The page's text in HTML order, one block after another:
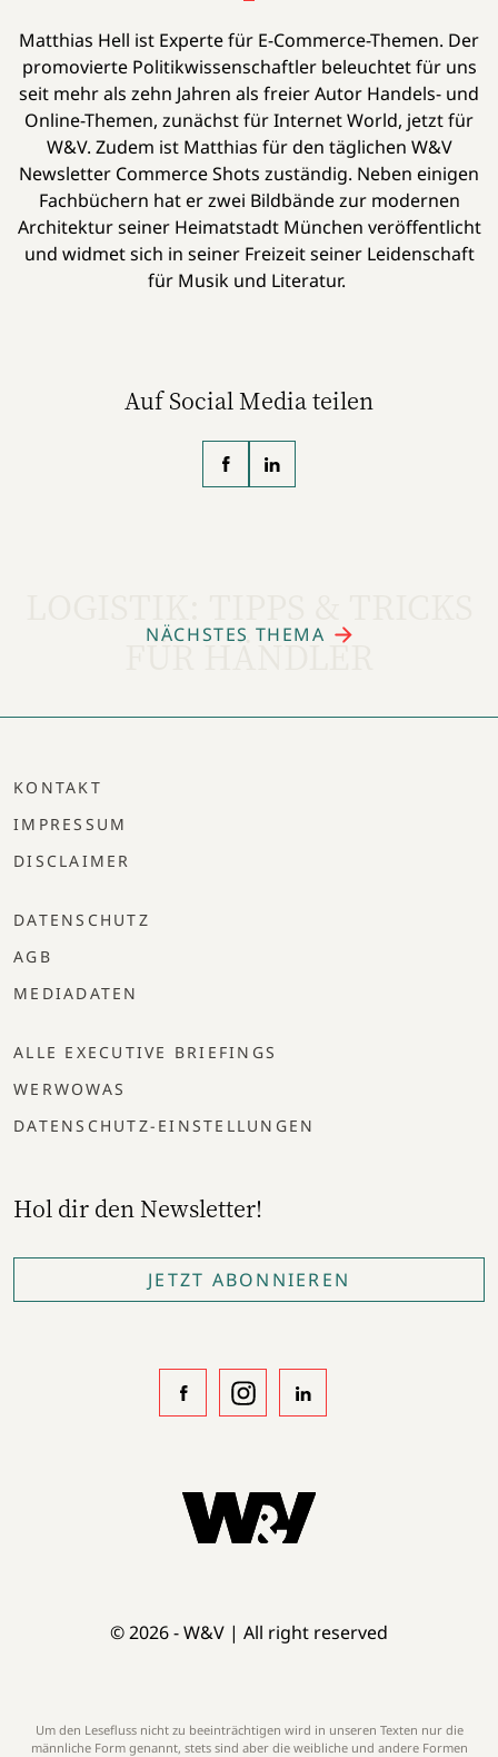
Matthias Hell ist Experte für E-Commerce-Themen. Der
promovierte Politikwissenschaftler beleuchtet für uns
seit mehr als zehn Jahren als freier Autor Handels- und
Online-Themen, zunächst für Internet World, jetzt für
W&V. Zudem ist Matthias für den täglichen W&V
Newsletter Commerce Shots zuständig. Neben einigen
Fachbüchern hat er zwei Bildbände zur modernen
Architektur seiner Heimatstadt München veröffentlicht
und widmet sich in seiner Freizeit seiner Leidenschaft
für Musik und Literatur.
Auf Social Media teilen
FÜR HÄNDLER
NÄCHSTES THEMA
KONTAKT
IMPRESSUM
DISCLAIMER
DATENSCHUTZ
AGB
MEDIADATEN
ALLE EXECUTIVE BRIEFINGS
WERWOWAS
DATENSCHUTZ-EINSTELLUNGEN
Hol dir den Newsletter!
JETZT ABONNIEREN
© 2026 - W&V | All right reserved
Um den Lesefluss nicht zu beeinträchtigen wird in unseren Texten nur die
männliche Form genannt, stets sind aber die weibliche und andere Formen